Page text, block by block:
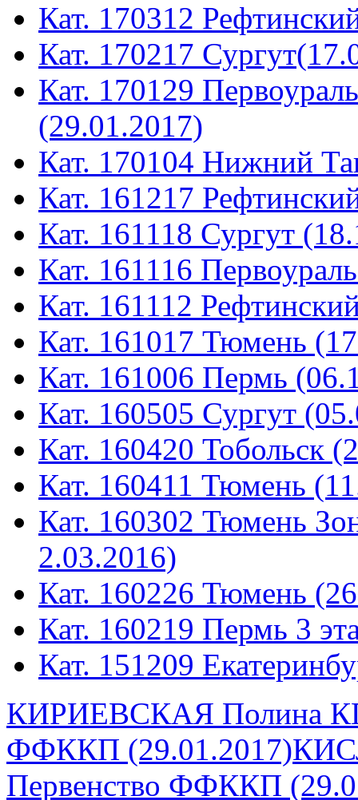
Кат. 170312
Кат. 170217
Кат. 170129
(29.01.2017)
Кат. 170104 Нижний
Кат. 161217
Кат. 161118 Сургут
Кат. 161116
Кат. 161112
Кат. 161017 Тюмень
Кат. 161006 Пермь
Кат. 160505 Сургут
Кат. 160420 Тобольск
Кат. 160411 Тюмень
Кат. 160302 Тюмень
2.03.2016)
Кат. 160226 Тюмень
Кат. 160219 Пермь 3
Кат. 151209
КИРИЕВСКАЯ Полина КП
ФФККП (29.01.2017)
Первенство ФФККП